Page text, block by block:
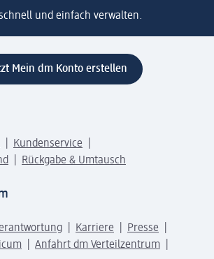
und einfach verwalten.
Mein dm Konto erstellen
Kundenservice
Rückgabe & Umtausch
Karriere
Presse
Anfahrt dm Verteilzentrum